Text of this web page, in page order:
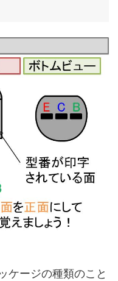
ケージの種類のこと